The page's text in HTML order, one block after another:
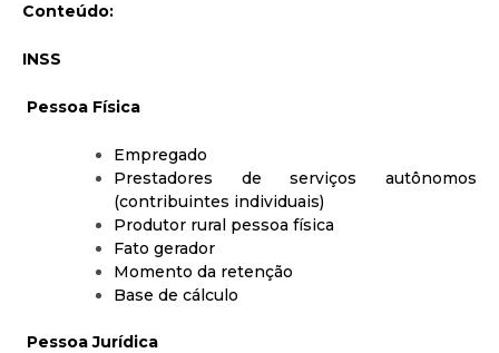
Conteúdo:
INSS
Pessoa Física
Empregado
Prestadores de serviços autônomos
(contribuintes individuais)
Produtor rural pessoa física
Fato gerador
Momento da retenção
Base de cálculo
Pessoa Jurídica